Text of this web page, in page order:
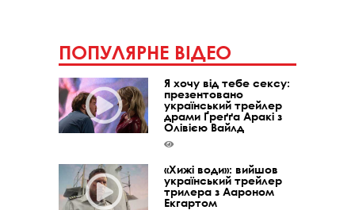
ПОПУЛЯРНЕ ВІДЕО
Я хочу від тебе сексу:
презентовано
український трейлер
драми Ґреґґа Аракі з
Олівією Вайлд
«Хижі води»: вийшов
український трейлер
трилера з Аароном
Екгартом